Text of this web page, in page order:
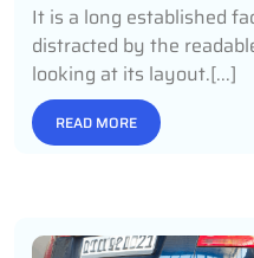
It is a long established
distracted by the
looking at its layout.[...]
READ MORE